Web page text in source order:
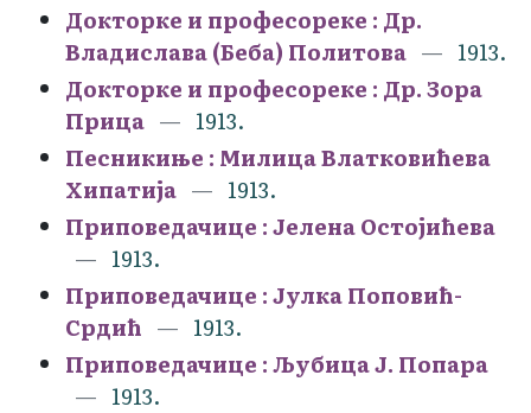
Докторке и професореке : Др.
Владислава (Беба) Политова
1913.
Докторке и професореке : Др. Зора
Прица
1913.
Песникиње : Милица Влатковићева
Хипатија
1913.
Приповедачице : Јелена Остојићева
1913.
Приповедачице : Јулка Поповић-
Срдић
1913.
Приповедачице : Љубица Ј. Попара
1913.